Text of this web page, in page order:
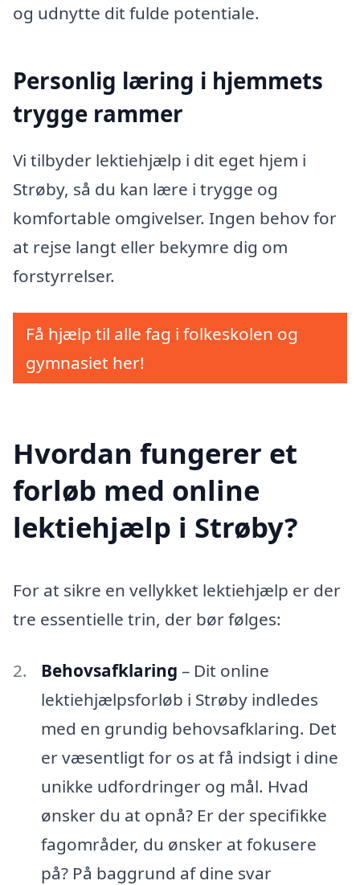
og udnytte dit fulde potentiale.
Personlig læring i hjemmets
trygge rammer
Vi tilbyder lektiehjælp i dit eget hjem i
Strøby, så du kan lære i trygge og
komfortable omgivelser. Ingen behov for
at rejse langt eller bekymre dig om
forstyrrelser.
Få hjælp til alle fag i folkeskolen og
gymnasiet her!
Hvordan fungerer et
forløb med online
lektiehjælp i Strøby?
For at sikre en vellykket lektiehjælp er der
tre essentielle trin, der bør følges:
Behovsafklaring – Dit online
lektiehjælpsforløb i Strøby indledes
med en grundig behovsafklaring. Det
er væsentligt for os at få indsigt i dine
unikke udfordringer og mål. Hvad
ønsker du at opnå? Er der specifikke
fagområder, du ønsker at fokusere
på? På baggrund af dine svar